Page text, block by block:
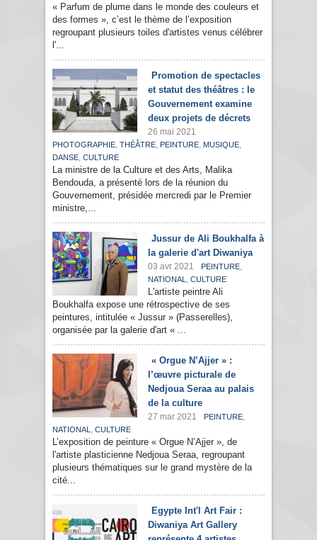
« Parfum de plume dans le monde des couleurs et
des formes », c’est le thème de l’exposition
regroupant plusieurs toiles d'artistes venus célébrer
l'...
Promotion de spectacles
et statut des théâtres : le
Gouvernement examine
deux projets de décrets
26 mai 2021
PHOTOGRAPHIE, THÉÂTRE, PEINTURE, MUSIQUE,
DANSE, CULTURE
La ministre de la Culture et des Arts, Malika
Bendouda, a présenté lors de la réunion du
Gouvernement, présidée mercredi par le Premier
ministre,...
Jussur de Ali Boukhalfa à
la galerie d'art Diwaniya
03 avr 2021 PEINTURE,
NATIONAL , CULTURE
L'artiste peintre Ali
Boukhalfa expose une rétrospective de ses
peintures, intitulée « Jussur » (Passerelles),
organisée par la galerie d'art « ...
« Orgue N’Ajjer » :
l’œuvre picturale de
Nedjoua Seraa au palais
de la culture
27 mar 2021 PEINTURE,
NATIONAL , CULTURE
L’exposition de peinture « Orgue N’Ajjer », de
l'artiste plasticienne Nedjoua Seraa, regroupant
plusieurs thématiques sur le grand mystère de la
cité...
Egypte Int'l Art Fair :
Diwaniya Art Gallery